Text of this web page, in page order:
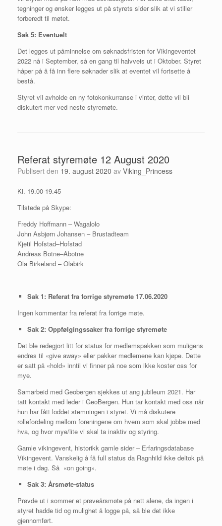
tegninger og ønsker legges ut på styrets sider slik at vi stiller
forberedt til møtet.
Sak 5: Eventuelt
Det legges ut påminnelse om søknadsfristen for Vikingeventet
2022 nå i September, så en gang til halvveis ut i Oktober. Styret
håper på å få inn flere søknader slik at eventet vil fortsette å
bestå.
Styret vil avholde en ny fotokonkurranse i vinter, dette vil bli
diskutert mer ved neste styremøte.
Referat styremøte 12 August 2020
Publisert den 19. august 2020 av Viking_Princess
Kl. 19.00-19.45
Tilstede på Skype:
Freddy Hoffmann – Wagalolo
John Asbjørn Johansen – Brustadteam
Kjetil Hofstad–Hofstad
Andreas Botne–Abotne
Ola Birkeland – Olabirk
Sak 1: Referat fra forrige styremøte 17.06.2020
Ingen kommentar fra referat fra forrige møte.
Sak 2: Oppfølgingssaker fra forrige styremøte
Det ble redegjort litt for status for medlemspakken som muligens
endres til «give away» eller pakker medlemene kan kjøpe. Dette
er satt på «hold» inntil vi finner på noe som ikke koster oss for
mye.
Samarbeid med Geobergen sjekkes ut ang jubileum 2021. Har
tatt kontakt med leder i GeoBergen. Hun tar kontakt med oss når
hun har fått loddet stemningen i styret. Vi må diskutere
rollefordeling mellom foreningene om hvem som skal jobbe med
hva, og hvor mye/lite vi skal ta inaktiv og styring.
Gamle vikingevent, historikk gamle sider – Erfaringsdatabase
Vikingevent. Vanskelig å få full status da Ragnhild ikke deltok på
møte i dag. Så «on going».
Sak 3: Årsmøte-status
Prøvde ut i sommer et prøveårsmøte på nett alene, da ingen i
styret hadde tid og mulighet å logge på, så ble det ikke
gjennomført.